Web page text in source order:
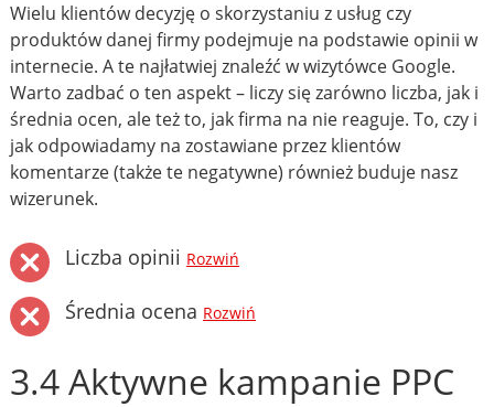
Wielu klientów decyzję o skorzystaniu z usług czy
produktów danej firmy podejmuje na podstawie opinii w
internecie. A te najłatwiej znaleźć w wizytówce Google.
Warto zadbać o ten aspekt – liczy się zarówno liczba, jak i
średnia ocen, ale też to, jak firma na nie reaguje. To, czy i
jak odpowiadamy na zostawiane przez klientów
komentarze (także te negatywne) również buduje nasz
wizerunek.
Liczba opinii Rozwiń
Średnia ocena Rozwiń
3.4 Aktywne kampanie PPC